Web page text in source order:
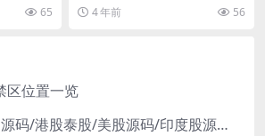
网络游戏
65
带版》和《女神异闻录4：黄金版》
将于2023年1...
4 年前 56
区位置一览
海外股票交易源码/港股泰股/美股源码/印度股源码/马拉西亚股票源码/国际股票配资